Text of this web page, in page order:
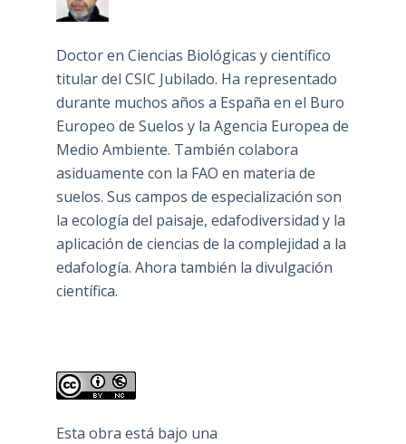
Doctor en Ciencias Biológicas y científico
titular del CSIC Jubilado. Ha representado
durante muchos años a España en el Buro
Europeo de Suelos y la Agencia Europea de
Medio Ambiente. También colabora
asiduamente con la FAO en materia de
suelos. Sus campos de especialización son
la ecología del paisaje, edafodiversidad y la
aplicación de ciencias de la complejidad a la
edafología. Ahora también la divulgación
científica.
Esta obra está bajo una